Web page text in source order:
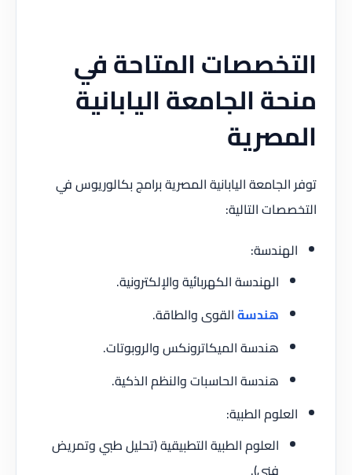
التخصصات المتاحة في
منحة الجامعة اليابانية
المصرية
توفر الجامعة اليابانية المصرية برامج بكالوريوس في
التخصصات التالية:
الهندسة:
الهندسة الكهربائية والإلكترونية.
هندسةالقوى والطاقة.
هندسة الميكاترونكس والروبوتات.
هندسة الحاسبات والنظم الذكية.
العلوم الطبية:
العلوم الطبية التطبيقية (تحليل طبي وتمريض
فني).